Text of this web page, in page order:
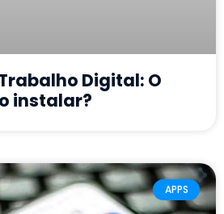
Digital: O
instalar?
APPS